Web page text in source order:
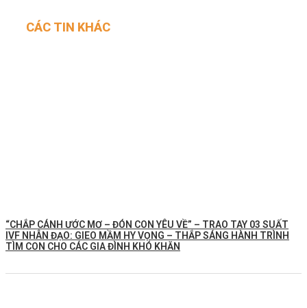
CÁC TIN KHÁC
“CHẮP CÁNH ƯỚC MƠ – ĐÓN CON YÊU VỀ” – TRAO TAY 03 SUẤT
IVF NHÂN ĐẠO: GIEO MẦM HY VỌNG – THẮP SÁNG HÀNH TRÌNH
TÌM CON CHO CÁC GIA ĐÌNH KHÓ KHĂN